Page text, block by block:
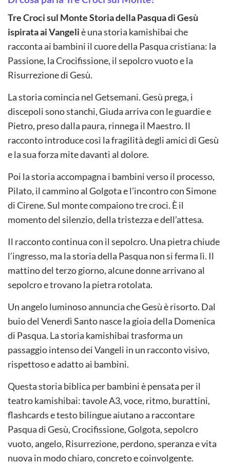
Tre Croci sul Monte Storia della Pasqua di Gesù
ispirata ai Vangeliè una storia kamishibai che
racconta ai bambini il cuore della Pasqua cristiana: la
Passione, la Crocifissione, il sepolcro vuoto e la
Risurrezione di Gesù.
La storia comincia nel Getsemani. Gesù prega, i
discepoli sono stanchi, Giuda arriva con le guardie e
Pietro, preso dalla paura, rinnega il Maestro. Il
racconto introduce così la fragilità degli amici di Gesù
e la sua forza mite davanti al dolore.
Poi la storia accompagna i bambini verso il processo,
Pilato, il cammino al Golgota e l’incontro con Simone
di Cirene. Sul monte compaiono tre croci. È il
momento del silenzio, della tristezza e dell’attesa.
Il racconto continua con il sepolcro. Una pietra chiude
l’ingresso, ma la storia della Pasqua non si ferma lì. Il
mattino del terzo giorno, alcune donne arrivano al
sepolcro e trovano la pietra rotolata.
Un angelo luminoso annuncia che Gesù è risorto. Dal
buio del Venerdì Santo nasce la gioia della Domenica
di Pasqua. La storia kamishibai trasforma un
passaggio intenso dei Vangeli in un racconto visivo,
rispettoso e adatto ai bambini.
Questa storia biblica per bambini è pensata per il
teatro kamishibai: tavole A3, voce, ritmo, burattini,
flashcards e testo bilingue aiutano a raccontare
Pasqua di Gesù, Crocifissione, Golgota, sepolcro
vuoto, angelo, Risurrezione, perdono, speranza e vita
nuova in modo chiaro, concreto e coinvolgente.